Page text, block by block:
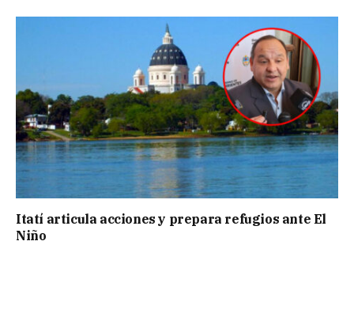
Itatí articula acciones y prepara refugios ante El
Niño